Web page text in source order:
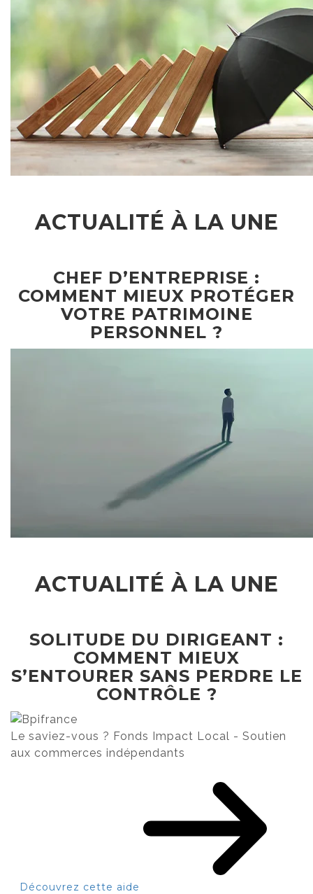
ACTUALITÉ À LA UNE
CHEF D’ENTREPRISE :
COMMENT MIEUX PROTÉGER
VOTRE PATRIMOINE
PERSONNEL ?
ACTUALITÉ À LA UNE
SOLITUDE DU DIRIGEANT :
COMMENT MIEUX
S’ENTOURER SANS PERDRE LE
CONTRÔLE ?
Le saviez-vous ? Fonds Impact Local - Soutien
aux commerces indépendants
Découvrez cette aide